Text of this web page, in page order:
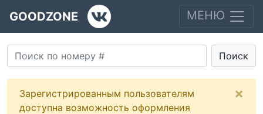
GOODZONE МЕНЮ
Поиск
Зарегистрированным пользователям
доступна возможность оформления
×